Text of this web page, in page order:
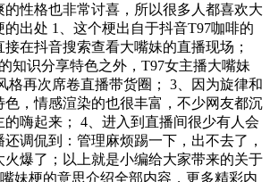
的性格也非常讨喜，所以很多人都喜欢大
出处 1、这个梗出自于抖音T97咖啡的
在抖音搜索查看大嘴妹的直播现场；
知识分享特色之外，T97女主播大嘴妹
格再次席卷直播带货圈； 3、因为旋律和
色，情感渲染的也很丰富，不少网友都沉
嗨起来； 4、进入到直播间很少有人会
调侃到：管理麻烦踢一下，出不去了，
火爆了；以上就是小编给大家带来的关于
嘴妹梗的意思介绍全部内容，更多精彩内